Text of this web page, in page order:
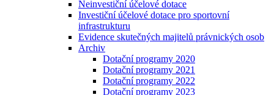
Neinvestiční účelové dotace
Investiční účelové dotace pro sportovní
infrastrukturu
Evidence skutečných majitelů právnických osob
Archiv
Dotační programy 2020
Dotační programy 2021
Dotační programy 2022
Dotační programy 2023